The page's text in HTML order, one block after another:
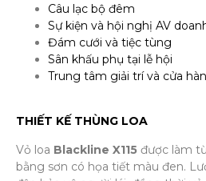
Câu lạc bộ đêm
Sự kiện và hội nghị AV
Đám cưới và tiệc tùng
Sân khấu phụ tại lễ hội
Trung tâm giải trí và cửa
THIẾT KẾ THÙNG LOA
Vỏ loa Blackline X115 được làm
bằng sơn có họa tiết màu đen.